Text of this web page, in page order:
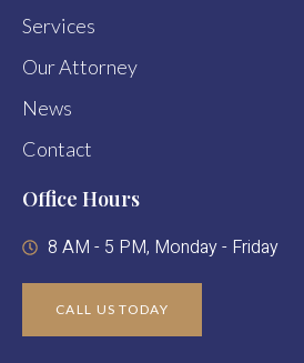
Services
Our Attorney
News
Contact
Office Hours
8 AM - 5 PM, Monday - Friday
CALL US TODAY